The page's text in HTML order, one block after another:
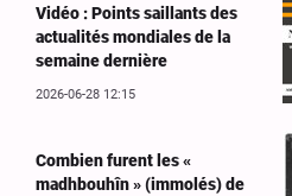
Vidéo : Points saillants des
actualités mondiales de la
semaine dernière
2026-06-28 12:15
Combien furent les «
madhbouhîn » (immolés) de